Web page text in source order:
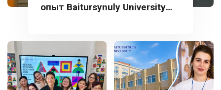
опыт Baitursynuly University